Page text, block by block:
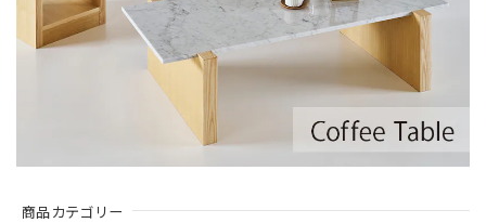
商品カテゴリー